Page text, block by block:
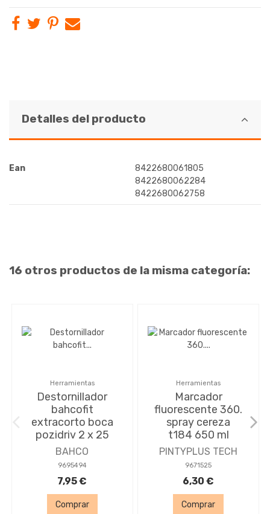
Detalles del producto
Ean
8422680061805
8422680062284
8422680062758
16 otros productos de la misma categoría:
Herramientas
Destornillador
bahcofit
extracorto boca
pozidriv 2 x 25
BAHCO
9695494
7,95 €
Comprar
Herramientas
Marcador
fluorescente 360.
spray cereza
t184 650 ml
PINTYPLUS TECH
9671525
6,30 €
Comprar